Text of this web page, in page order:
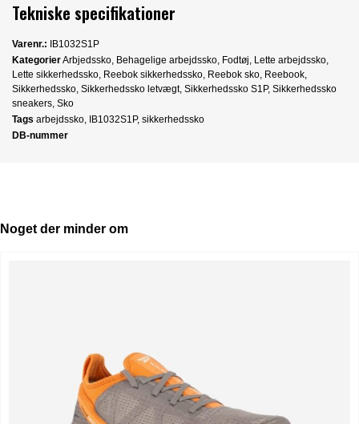
Tekniske specifikationer
Varenr.:
IB1032S1P
KategorierArbjedssko, Behagelige arbejdssko, Fodtøj, Lette arbejdssko,
Lette sikkerhedssko, Reebok sikkerhedssko, Reebok sko, Reebook,
Sikkerhedssko, Sikkerhedssko letvægt, Sikkerhedssko S1P, Sikkerhedssko
sneakers, Sko
Tags arbejdssko, IB1032S1P, sikkerhedssko
DB-nummer
Noget der minder om